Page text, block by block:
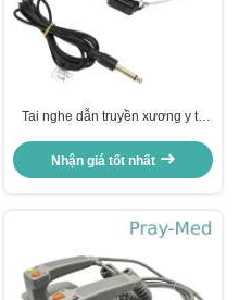
Tai nghe dẫn truyền xương y tế
Nhận giá tốt nhất